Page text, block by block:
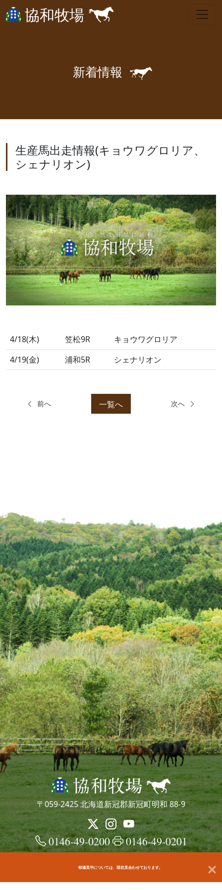
協和牧場
新着情報 🐎
生産馬出走情報(キョウワグロリア、
シェナリオン)
4/18(木) 笠松9R
キョウワグロリア
4/19(金)
浦和5R シェナリオン
前へ 一覧へ 次へ
〒059-2425 北海道新冠郡新冠町明和 88-9
0146-49-0200 0146-49-0201
牧場見学については、現在見合わせております。